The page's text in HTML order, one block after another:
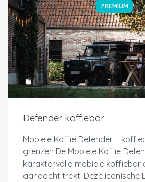
PREMIUM
Defender koffiebar
Mobiele Koffie Defender –
grenzen De Mobiele Koffie
karaktervolle mobiele koffiebar
aandacht trekt. Deze iconische